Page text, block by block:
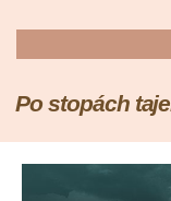
Po stopách